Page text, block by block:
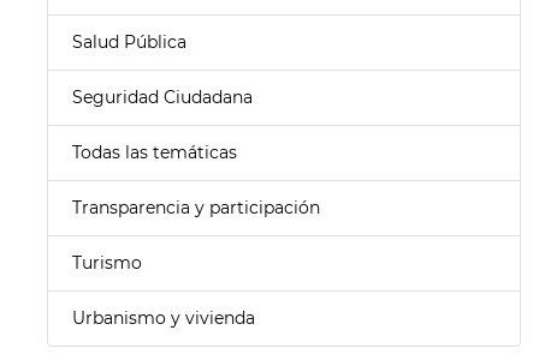
Salud Pública
Seguridad Ciudadana
Todas las temáticas
Transparencia y participación
Turismo
Urbanismo y vivienda